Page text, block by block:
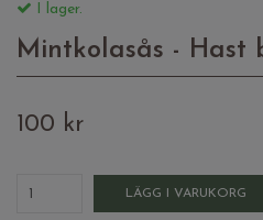
I lager.
Mintkolasås - Hast
100 kr
LÄGG I VARUKORG